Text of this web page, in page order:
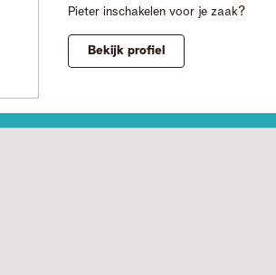
Pieter inschakelen voor je zaak?
Bekijk profiel